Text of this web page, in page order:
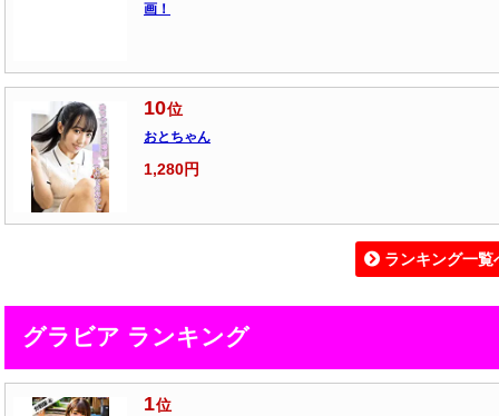
画！
10位
おとちゃん
1,280円
ランキング一覧
グラビア ランキング
1位